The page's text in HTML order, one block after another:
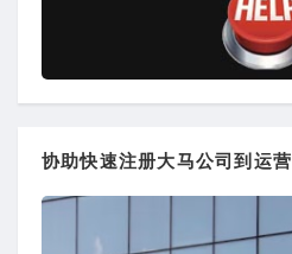
协助快速注册大马公司到运营